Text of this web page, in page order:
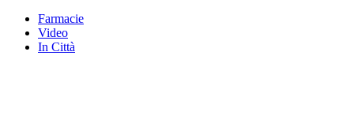
Farmacie
Video
In Città